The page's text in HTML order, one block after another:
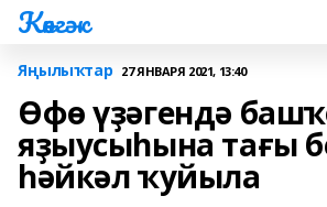
Көнгәк
Яңылыҡтар 27 ЯНВАРЯ 2021, 13:40
Өфө үҙәгендә
яҙыусыһына тағы
һәйкәл ҡуйыла